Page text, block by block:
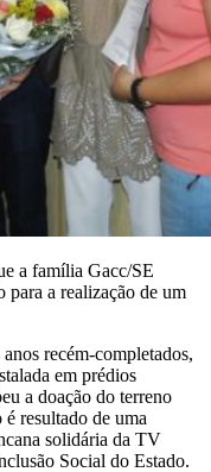
a família Gacc/SE
a realização de um
recém-completados,
em prédios
a doação do terreno
resultado de uma
solidária da TV
Social do Estado.